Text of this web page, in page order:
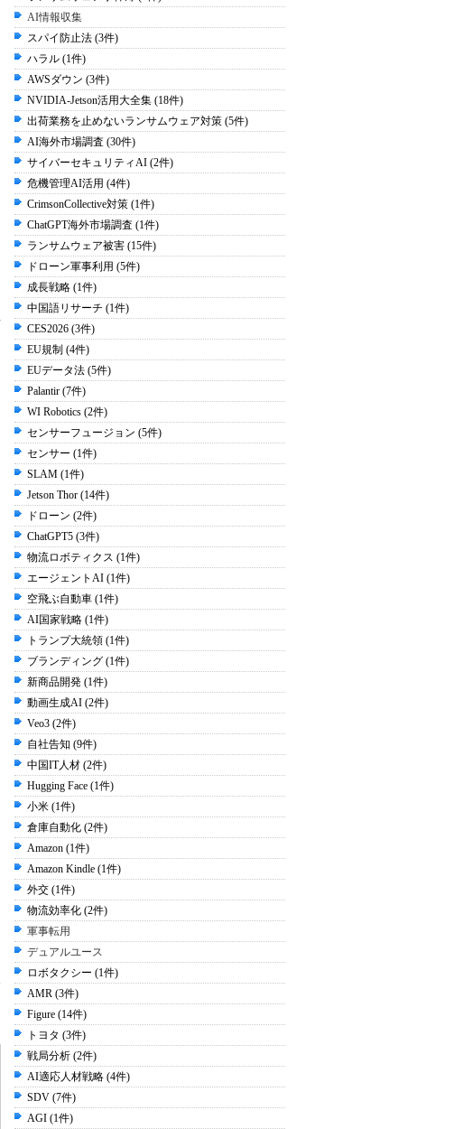
AI情報収集
スパイ防止法 (3件)
ハラル (1件)
AWSダウン (3件)
NVIDIA-Jetson活用大全集 (18件)
出荷業務を止めないランサムウェア対策 (5件)
AI海外市場調査 (30件)
サイバーセキュリティAI (2件)
危機管理AI活用 (4件)
CrimsonCollective対策 (1件)
ChatGPT海外市場調査 (1件)
ランサムウェア被害 (15件)
ドローン軍事利用 (5件)
成長戦略 (1件)
中国語リサーチ (1件)
CES2026 (3件)
EU規制 (4件)
EUデータ法 (5件)
Palantir (7件)
WI Robotics (2件)
センサーフュージョン (5件)
センサー (1件)
SLAM (1件)
Jetson Thor (14件)
ドローン (2件)
ChatGPT5 (3件)
物流ロボティクス (1件)
エージェントAI (1件)
空飛ぶ自動車 (1件)
AI国家戦略 (1件)
トランプ大統領 (1件)
ブランディング (1件)
新商品開発 (1件)
動画生成AI (2件)
Veo3 (2件)
自社告知 (9件)
中国IT人材 (2件)
Hugging Face (1件)
小米 (1件)
倉庫自動化 (2件)
Amazon (1件)
Amazon Kindle (1件)
外交 (1件)
物流効率化 (2件)
軍事転用
デュアルユース
ロボタクシー (1件)
AMR (3件)
Figure (14件)
トヨタ (3件)
戦局分析 (2件)
AI適応人材戦略 (4件)
SDV (7件)
AGI (1件)